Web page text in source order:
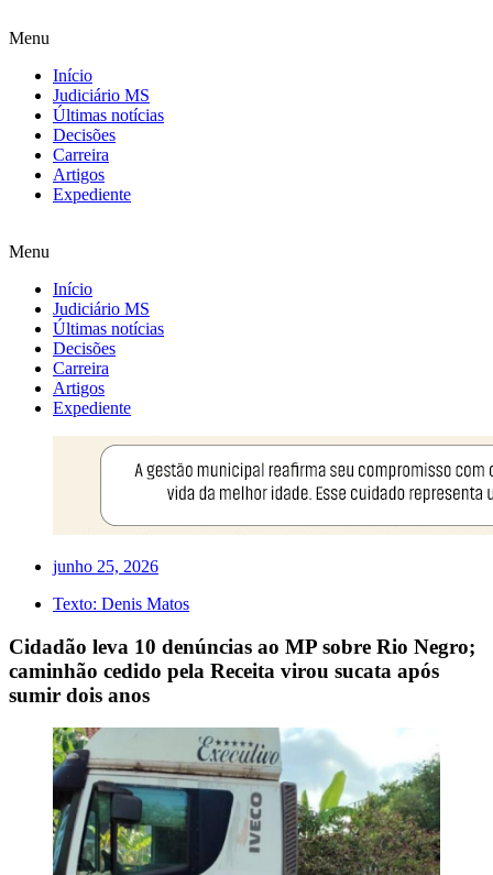
Menu
Início
Judiciário MS
Últimas notícias
Decisões
Carreira
Artigos
Expediente
Menu
Início
Judiciário MS
Últimas notícias
Decisões
Carreira
Artigos
Expediente
junho 25, 2026
Texto: Denis Matos
Cidadão leva 10 denúncias ao MP sobre Rio Negro;
caminhão cedido pela Receita virou sucata após
sumir dois anos